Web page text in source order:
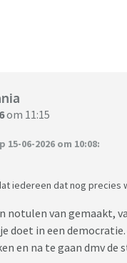
om 11:15
06-2026 om 10:08:
iedereen dat nog precies
notulen van gemaakt,
doet in een
en na te gaan dmv de